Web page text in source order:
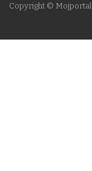
Copyright © Mojportal